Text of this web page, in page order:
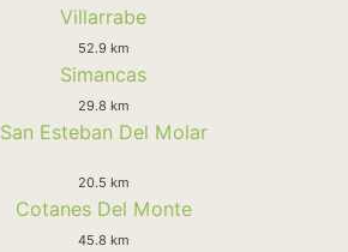
Villarrabe
52.9 km
Simancas
29.8 km
San Esteban Del Molar
20.5 km
Cotanes Del Monte
45.8 km